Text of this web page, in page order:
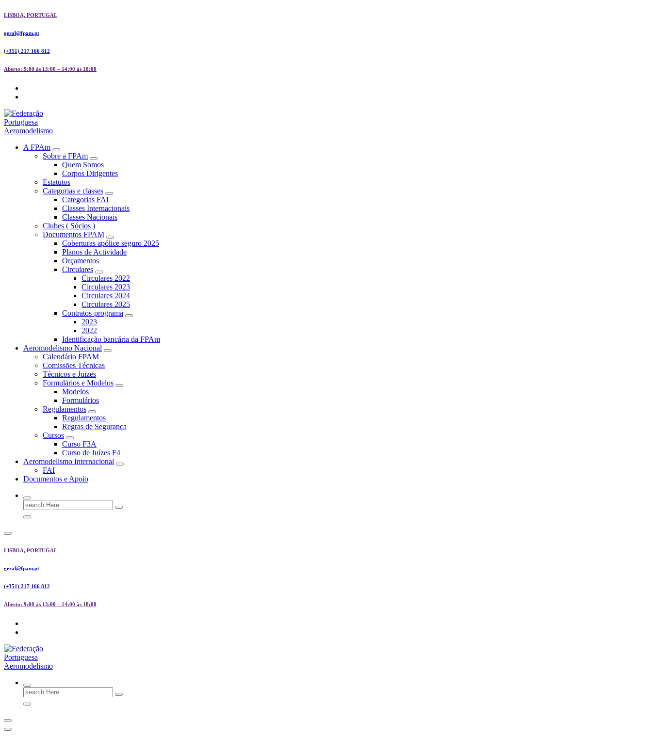
Skip
content
LISBOA, PORTUGAL
geral@fpam.pt
(+351) 217 166 812
Aberto: 9:00 às 13:00 – 14:00 às 18:00
FPAMA FPAm
Sobre a FPAm
Quem Somos
Corpos Dirigentes
Estatutos
Categorias e classes
Categorias FAI
Classes Internacionais
Classes Nacionais
Clubes ( Sócios )
Documentos FPAM
Coberturas apólice seguro 2025
Planos de Actividade
Orçamentos
Circulares
Circulares 2022
Circulares 2023
Circulares 2024
Circulares 2025
Contratos-programa
2023
2022
Identificação bancária da FPAm
Aeromodelismo Nacional
Calendário FPAM
Comissões Técnicas
Técnicos e Juizes
Formulários e Modelos
Modelos
Formulários
Regulamentos
Regulamentos
Regras de Segurança
Cursos
Curso F3A
Curso de Juízes F4
Aeromodelismo Internacional
FAI
Documentos e Apoio
Search
for:
LISBOA, PORTUGAL
geral@fpam.pt
(+351) 217 166 812
Aberto: 9:00 às 13:00 – 14:00 às 18:00
FPAM
Search
for: